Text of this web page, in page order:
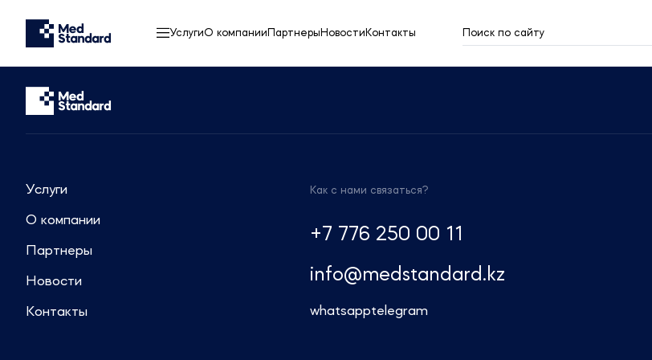
УслугиО компании Партнеры Новости Контакты Поиск по сайту
Услуги
О компании
Партнеры
Новости
Контакты
Как с нами связаться?
+7 776 250 00 11
info@medstandard.kz
whatsapptelegram